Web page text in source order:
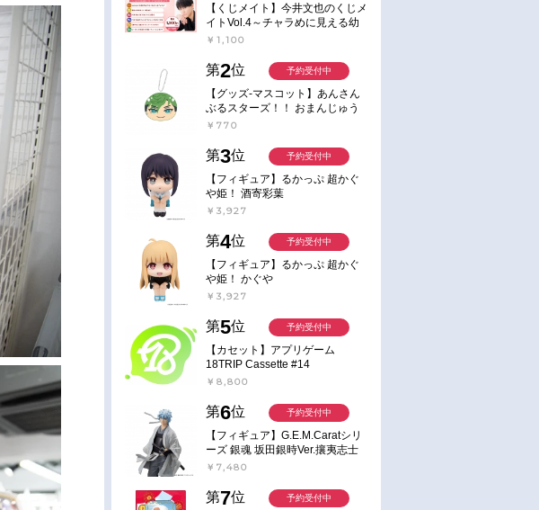
【くじメイト】今井文也のくじメ
イトVol.4～チャラめに見える幼
馴染、実は一途で独占欲が強いん
￥1,100
第2位
【グッズ-マスコット】あんさん
ぶるスターズ！！ おまんじゅう
にぎにぎマスコット ねくすと2
￥770
予約受付中
第3位
【フィギュア】るかっぷ 超かぐ
や姫！ 酒寄彩葉
￥3,927
予約受付中
第4位
【フィギュア】るかっぷ 超かぐ
や姫！ かぐや
￥3,927
予約受付中
第5位
【カセット】アプリゲーム
18TRIP Cassette #14
￥8,800
予約受付中
第6位
【フィギュア】G.E.M.Caratシリ
ーズ 銀魂 坂田銀時Ver.攘夷志士
完成品フィギュア
￥7,480
予約受付中
第7位 予約受付中